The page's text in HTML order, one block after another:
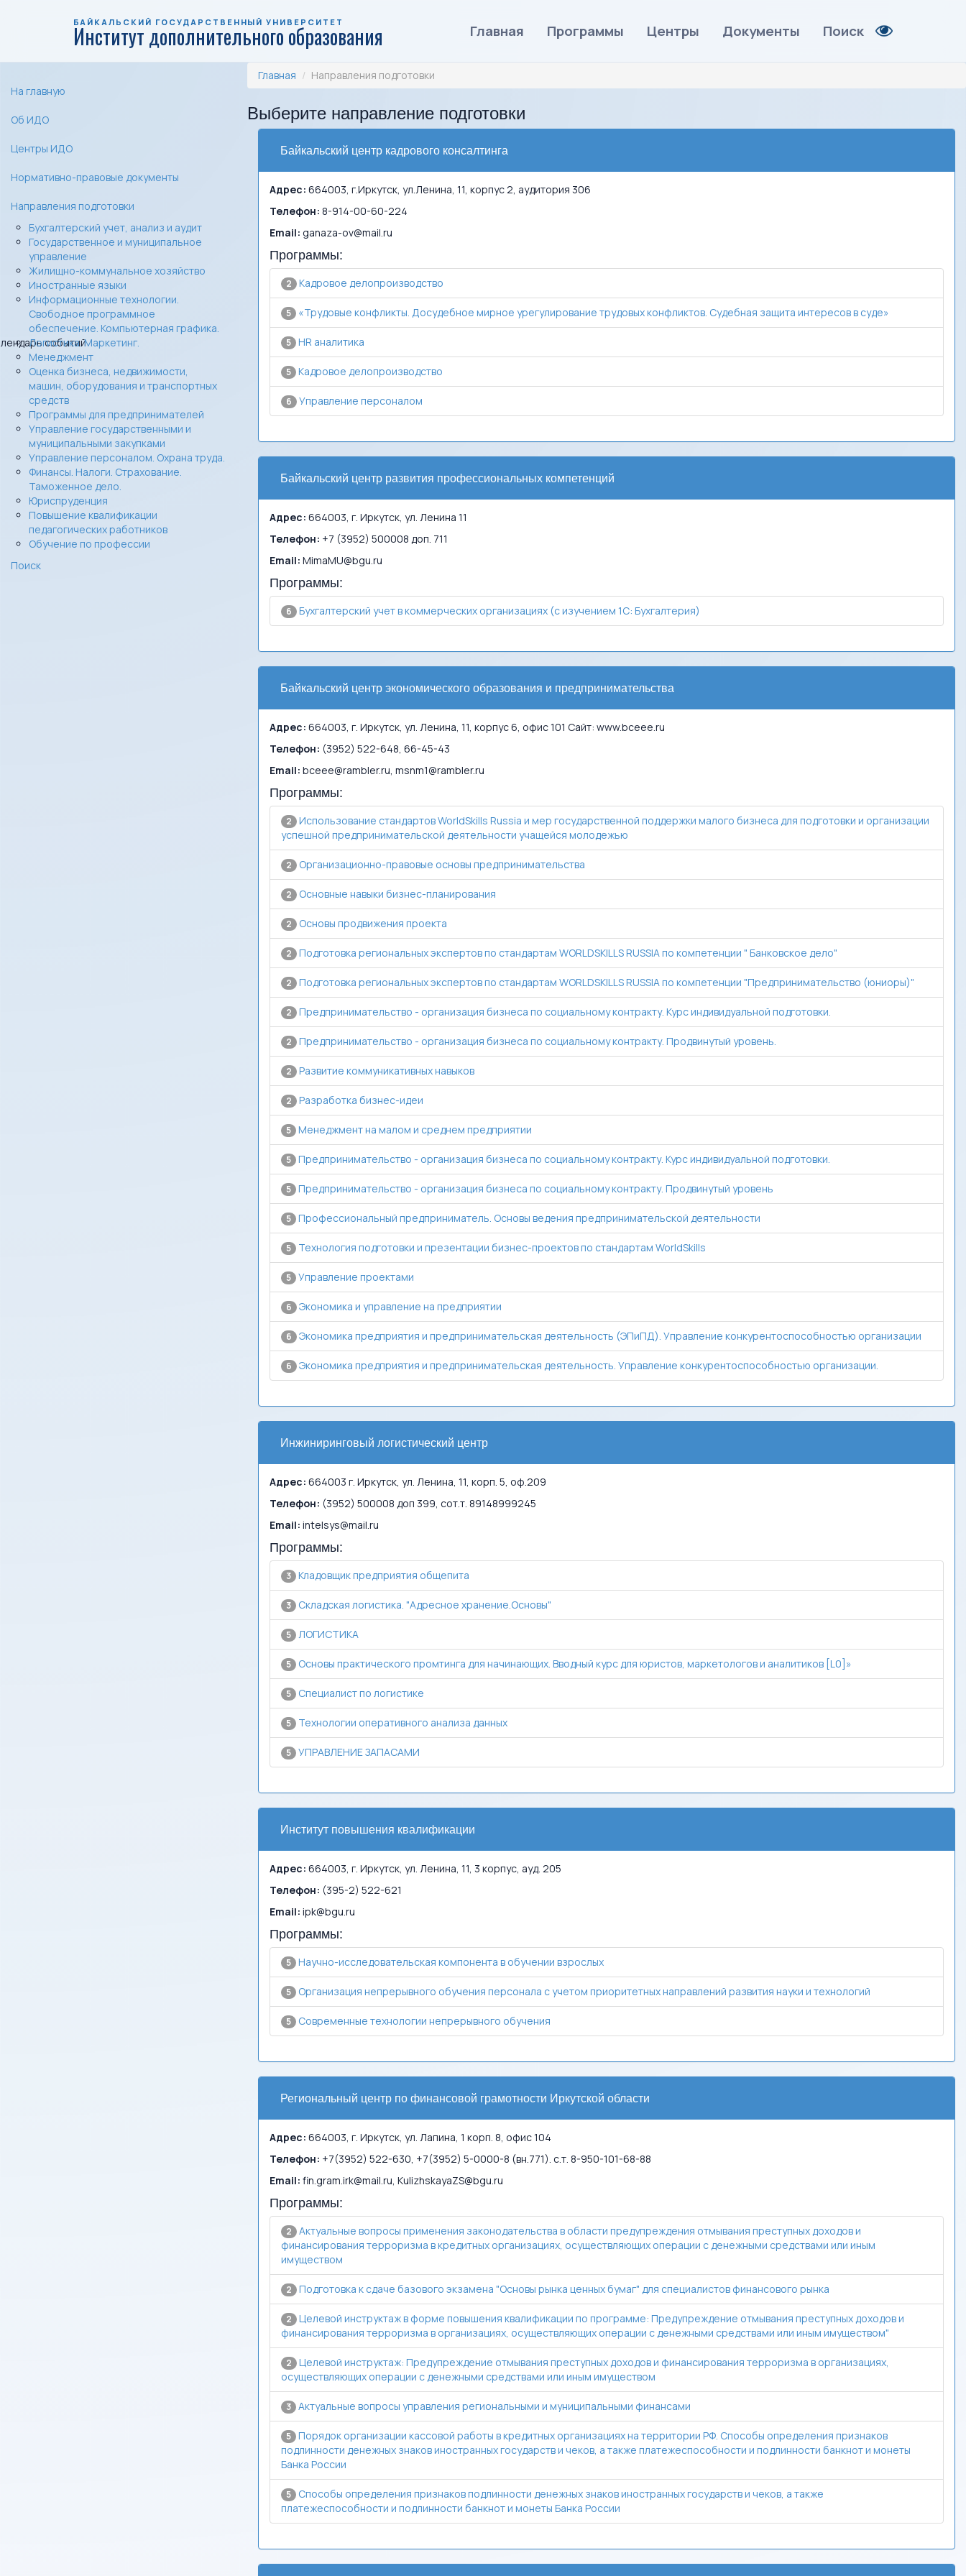
БАЙКАЛЬСКИЙ ГОСУДАРСТВЕННЫЙ УНИВЕРСИТЕТ
Институт дополнительного образования Главная Программы Центры Документы Поиск
На главную
Об ИДО
Центры ИДО
Нормативно-правовые документы
Направления подготовки
Бухгалтерский учет, анализ и аудит
Государственное и муниципальное
управление
Жилищно-коммунальное хозяйство
Иностранные языки
Информационные технологии.
Свободное программное
обеспечение. Компьютерная графика.
Логистика. Маркетинг.
Менеджмент
Оценка бизнеса, недвижимости,
машин, оборудования и транспортных
средств
Программы для предпринимателей
Управление государственными и
муниципальными закупками
Управление персоналом. Охрана труда.
Финансы. Налоги. Страхование.
Таможенное дело.
Юриспруденция
Повышение квалификации
педагогических работников
Обучение по профессии
Поиск
событий
Главная Направления подготовки
Выберите направление подготовки
Байкальский центр кадрового консалтинга
Адрес: 664003, г.Иркутск, ул.Ленина, 11, корпус 2, аудитория 306
Телефон: 8-914-00-60-224
Email: ganaza-ov@mail.ru
Программы:
2 Кадровое делопроизводство
5 «Трудовые конфликты. Досудебное мирное урегулирование трудовых конфликтов. Судебная защита интересов в суде»
5 HR аналитика
5 Кадровое делопроизводство
6 Управление персоналом
Байкальский центр развития профессиональных компетенций
Адрес: 664003, г. Иркутск, ул. Ленина 11
Телефон: +7 (3952) 500008 доп. 711
Email: MimaMU@bgu.ru
Программы:
6 Бухгалтерский учет в коммерческих организациях (с изучением 1С: Бухгалтерия)
Байкальский центр экономического образования и предпринимательства
Адрес: 664003, г. Иркутск, ул. Ленина, 11, корпус 6, офис 101 Сайт: www.bceee.ru
Телефон: (3952) 522-648, 66-45-43
Email: bceee@rambler.ru, msnm1@rambler.ru
Программы:
2 Использование стандартов WorldSkills Russia и мер государственной поддержки малого бизнеса для подготовки и организации
успешной предпринимательской деятельности учащейся молодежью
2 Организационно-правовые основы предпринимательства
2 Основные навыки бизнес-планирования
2 Основы продвижения проекта
2 Подготовка региональных экспертов по стандартам WORLDSKILLS RUSSIA по компетенции " Банковское дело"
2 Подготовка региональных экспертов по стандартам WORLDSKILLS RUSSIA по компетенции "Предпринимательство (юниоры)"
2 Предпринимательство - организация бизнеса по социальному контракту. Курс индивидуальной подготовки.
2 Предпринимательство - организация бизнеса по социальному контракту. Продвинутый уровень.
2 Развитие коммуникативных навыков
2 Разработка бизнес-идеи
5 Менеджмент на малом и среднем предприятии
5 Предпринимательство - организация бизнеса по социальному контракту. Курс индивидуальной подготовки.
5 Предпринимательство - организация бизнеса по социальному контракту. Продвинутый уровень
5 Профессиональный предприниматель. Основы ведения предпринимательской деятельности
5 Технология подготовки и презентации бизнес-проектов по стандартам WorldSkills
5 Управление проектами
6 Экономика и управление на предприятии
6 Экономика предприятия и предпринимательская деятельность (ЭПиПД). Управление конкурентоспособностью организации
6 Экономика предприятия и предпринимательская деятельность. Управление конкурентоспособностью организации.
Инжиниринговый логистический центр
Адрес: 664003 г. Иркутск, ул. Ленина, 11, корп. 5, оф.209
Телефон: (3952) 500008 доп 399, сот.т. 89148999245
Email: intelsys@mail.ru
Программы:
3 Кладовщик предприятия общепита
3 Складская логистика. "Адресное хранение.Основы"
5 ЛОГИСТИКА
5 Основы практического промтинга для начинающих. Вводный курс для юристов, маркетологов и аналитиков [L0]»
5 Специалист по логистике
5 Технологии оперативного анализа данных
5 УПРАВЛЕНИЕ ЗАПАСАМИ
Институт повышения квалификации
Адрес: 664003, г. Иркутск, ул. Ленина, 11, 3 корпус, ауд. 205
Телефон: (395-2) 522-621
Email: ipk@bgu.ru
Программы:
5 Научно-исследовательская компонента в обучении взрослых
5 Организация непрерывного обучения персонала с учетом приоритетных направлений развития науки и технологий
5 Современные технологии непрерывного обучения
Региональный центр по финансовой грамотности Иркутской области
Адрес: 664003, г. Иркутск, ул. Лапина, 1 корп. 8, офис 104
Телефон: +7(3952) 522-630, +7(3952) 5-0000-8 (вн.771). с.т. 8-950-101-68-88
Email: fin.gram.irk@mail.ru, KulizhskayaZS@bgu.ru
Программы:
2 Актуальные вопросы применения законодательства в области предупреждения отмывания преступных доходов и
финансирования терроризма в кредитных организациях, осуществляющих операции с денежными средствами или иным
имуществом
2 Подготовка к сдаче базового экзамена "Основы рынка ценных бумаг" для специалистов финансового рынка
2 Целевой инструктаж в форме повышения квалификации по программе: Предупреждение отмывания преступных доходов и
финансирования терроризма в организациях, осуществляющих операции с денежными средствами или иным имуществом"
2 Целевой инструктаж: Предупреждение отмывания преступных доходов и финансирования терроризма в организациях,
осуществляющих операции с денежными средствами или иным имуществом
3 Актуальные вопросы управления региональными и муниципальными финансами
5 Порядок организации кассовой работы в кредитных организациях на территории РФ. Способы определения признаков
подлинности денежных знаков иностранных государств и чеков, а также платежеспособности и подлинности банкнот и монеты
Банка России
5 Способы определения признаков подлинности денежных знаков иностранных государств и чеков, а также
платежеспособности и подлинности банкнот и монеты Банка России